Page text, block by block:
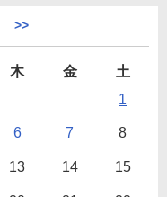
>>
木 金
土
1
6 7 8
13 14 15